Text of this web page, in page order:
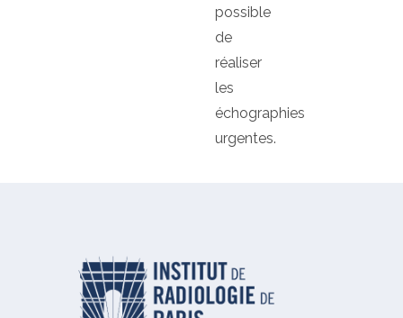
possible
de
réaliser
les
échographies
urgentes.